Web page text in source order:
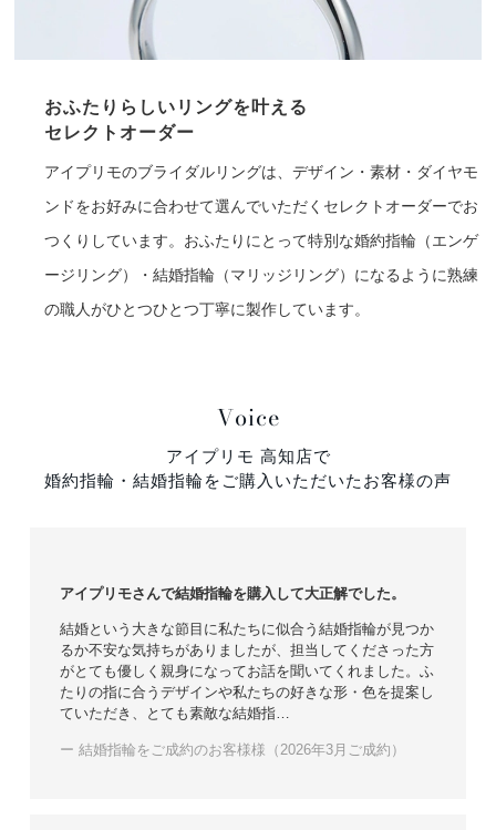
おふたりらしいリングを叶える
セレクトオーダー
アイプリモのブライダルリングは、デザイン・素材・ダイヤモ
ンドをお好みに合わせて選んでいただくセレクトオーダーでお
つくりしています。おふたりにとって特別な婚約指輪（エンゲ
ージリング）・結婚指輪（マリッジリング）になるように熟練
の職人がひとつひとつ丁寧に製作しています。
Voice
アイプリモ 高知店で
婚約指輪・結婚指輪をご購入いただいたお客様の声
アイプリモさんで結婚指輪を購入して大正解でした。
結婚という大きな節目に私たちに似合う結婚指輪が見つか
るか不安な気持ちがありましたが、担当してくださった方
がとても優しく親身になってお話を聞いてくれました。ふ
たりの指に合うデザインや私たちの好きな形・色を提案し
ていただき、とても素敵な結婚指…
ー 結婚指輪をご成約のお客様様（2026年3月ご成約）